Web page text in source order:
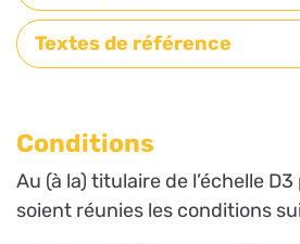
Textes de référence
Conditions
Au (à la) titulaire de l’échelle
soient réunies les conditions